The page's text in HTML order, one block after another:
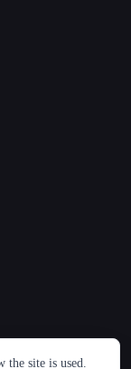
简体中文
the site is used.